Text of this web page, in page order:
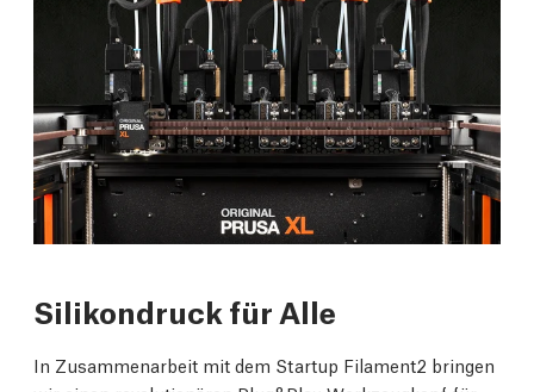
Silikondruck für Alle
In Zusammenarbeit mit dem Startup Filament2 bringen